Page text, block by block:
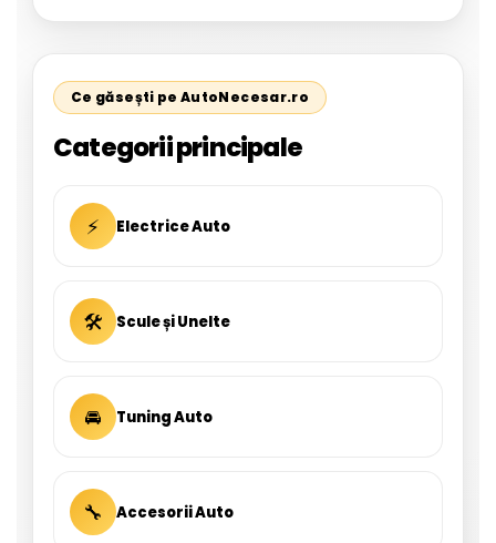
Ce găsești pe AutoNecesar.ro
Categorii principale
⚡ Electrice Auto
🛠 Scule și Unelte
🚘 Tuning Auto
🔧 Accesorii Auto